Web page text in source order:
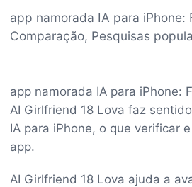
app namorada IA para iPhone:
Comparação, Pesquisas
app namorada IA para iPhone:
AI Girlfriend 18 Lova faz
IA para iPhone, o que verificar
app.
AI Girlfriend 18 Lova ajuda a